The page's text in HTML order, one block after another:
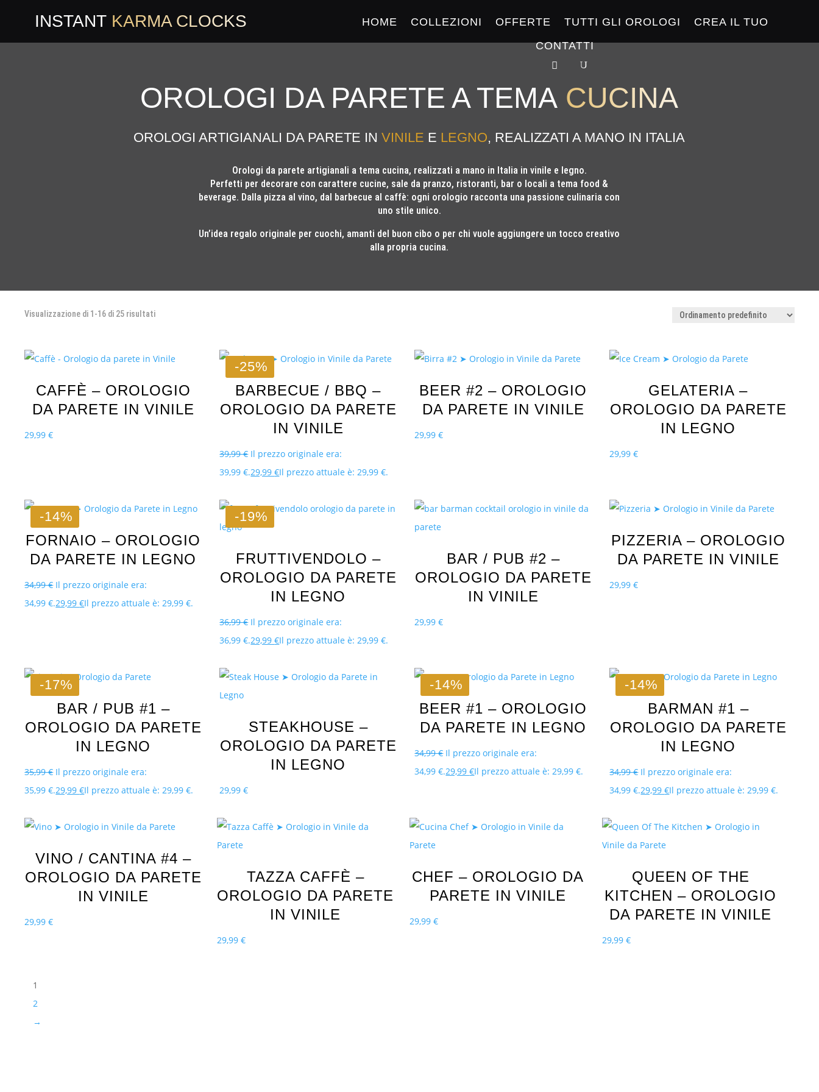
INSTANT KARMA CLOCKS HOME COLLEZIONI OFFERTE TUTTI GLI OROLOGI
CREA IL TUO
CONTATTI
OROLOGI DA PARETE A TEMA CUCINA
OROLOGI ARTIGIANALI DA PARETE INVINILE E LEGNO, REALIZZATI A MANO IN ITALIA
Orologi da parete artigianali a tema cucina, realizzati a mano in Italia in vinile e legno.
Perfetti per decorare con carattere cucine, sale da pranzo, ristoranti, bar o locali a tema food &
beverage. Dalla pizza al vino, dal barbecue al caffè: ogni orologio racconta una passione culinaria con
uno stile unico.
Un’idea regalo originale per cuochi, amanti del buon cibo o per chi vuole aggiungere un tocco creativo
alla propria cucina.
Visualizzazione di 1-16 di 25 risultati
CAFFÈ – OROLOGIO
DA PARETE IN VINILE
29,99€
-25%
BARBECUE / BBQ –
OROLOGIO DA PARETE
IN VINILE
39,99€ Il prezzo originale era:
39,99 €.29,99€Il prezzo attuale è: 29,99 €.
BEER #2 – OROLOGIO
DA PARETE IN VINILE
29,99€
GELATERIA –
OROLOGIO DA PARETE
IN LEGNO
29,99€
-14%
FORNAIO – OROLOGIO
DA PARETE IN LEGNO
34,99€ Il prezzo originale era:
34,99 €.29,99€Il prezzo attuale è: 29,99 €.
-19%
FRUTTIVENDOLO –
OROLOGIO DA PARETE
IN LEGNO
36,99€ Il prezzo originale era:
36,99 €.29,99€Il prezzo attuale è: 29,99 €.
BAR / PUB #2 –
OROLOGIO DA PARETE
IN VINILE
29,99€
PIZZERIA – OROLOGIO
DA PARETE IN VINILE
29,99€
-17%
BAR / PUB #1 –
OROLOGIO DA PARETE
IN LEGNO
35,99€ Il prezzo originale era:
35,99 €.29,99€Il prezzo attuale è: 29,99 €.
STEAKHOUSE –
OROLOGIO DA PARETE
IN LEGNO
29,99€
-14%
BEER #1 – OROLOGIO
DA PARETE IN LEGNO
34,99€ Il prezzo originale era:
34,99 €.29,99€Il prezzo attuale è: 29,99 €.
-14%
BARMAN #1 –
OROLOGIO DA PARETE
IN LEGNO
34,99€ Il prezzo originale era:
34,99 €.29,99€Il prezzo attuale è: 29,99 €.
VINO / CANTINA #4 –
OROLOGIO DA PARETE
IN VINILE
29,99€
TAZZA CAFFÈ –
OROLOGIO DA PARETE
IN VINILE
29,99€
CHEF – OROLOGIO DA
PARETE IN VINILE
29,99 €
QUEEN OF THE
KITCHEN – OROLOGIO
DA PARETE IN VINILE
29,99 €
1
2
→